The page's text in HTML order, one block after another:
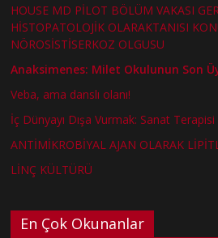
HOUSE MD PİLOT BÖLÜM VAKASI
HİSTOPATOLOJİK OLARAKTANISI
NÖROSİSTİSERKOZ OLGUSU
Anaksimenes: Milet Okulunun Son
Veba, ama danslı olanı!
İç Dünyayı Dışa Vurmak: Sanat Terapisi
ANTİMİKROBİYAL AJAN OLARAK
LİNÇ KÜLTÜRÜ
En Çok Okunanlar